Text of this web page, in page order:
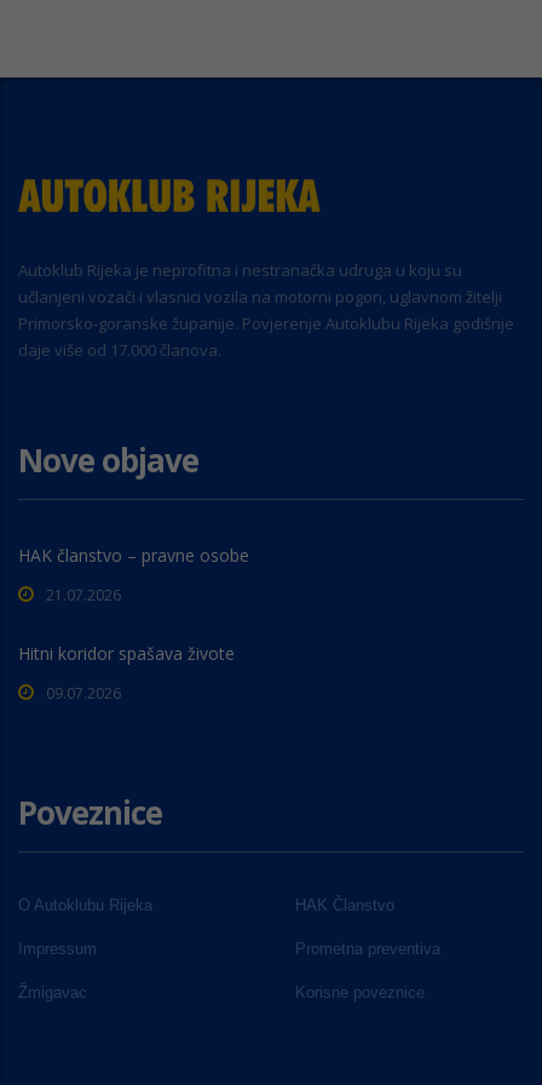
Autoklub Rijeka je neprofitna i nestranačka udruga u koju su
učlanjeni vozači i vlasnici vozila na motorni pogon, uglavnom žitelji
Primorsko-goranske županije. Povjerenje Autoklubu Rijeka godišnje
daje više od 17.000 članova.
Nove objave
HAK članstvo – pravne osobe
21.07.2026
Hitni koridor spašava živote
09.07.2026
Poveznice
O Autoklubu Rijeka HAK Članstvo
Impressum Prometna preventiva
Žmigavac Korisne poveznice